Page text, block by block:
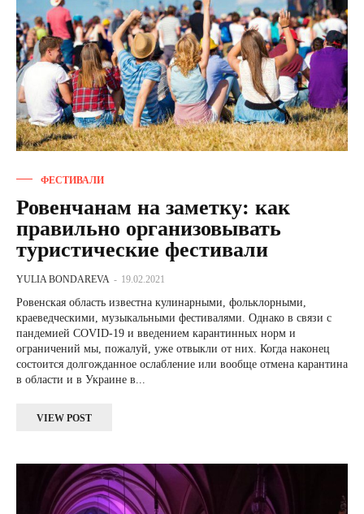
ФЕСТИВАЛИ
Ровенчанам на заметку: как
правильно организовывать
туристические фестивали
YULIA BONDAREVA - 19.02.2021
Ровенская область известна кулинарными, фольклорными,
краеведческими, музыкальными фестивалями. Однако в связи с
пандемией COVID-19 и введением карантинных норм и
ограничений мы, пожалуй, уже отвыкли от них. Когда наконец
состоится долгожданное ослабление или вообще отмена карантина
в области и в Украине в...
VIEW POST